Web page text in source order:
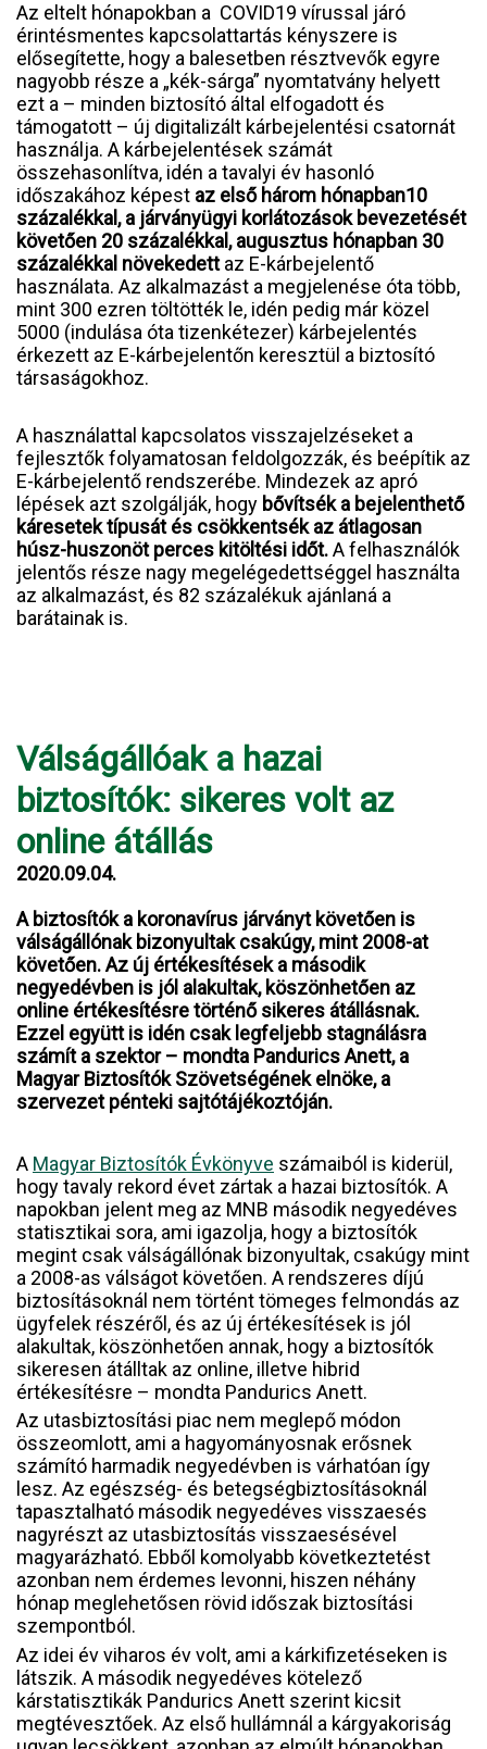
Az eltelt hónapokban a COVID19 vírussal járó
érintésmentes kapcsolattartás kényszere is
elősegítette, hogy a balesetben résztvevők egyre
nagyobb része a „kék-sárga” nyomtatvány helyett
ezt a – minden biztosító által elfogadott és
támogatott – új digitalizált kárbejelentési csatornát
használja. A kárbejelentések számát
összehasonlítva, idén a tavalyi év hasonló
időszakához képest az első három hónapban10
százalékkal, a járványügyi korlátozások bevezetését
követően 20 százalékkal, augusztus hónapban 30
százalékkal növekedettaz E-kárbejelentő
használata. Az alkalmazást a megjelenése óta több,
mint 300 ezren töltötték le, idén pedig már közel
5000 (indulása óta tizenkétezer) kárbejelentés
érkezett az E-kárbejelentőn keresztül a biztosító
társaságokhoz.
A használattal kapcsolatos visszajelzéseket a
fejlesztők folyamatosan feldolgozzák, és beépítik az
E-kárbejelentő rendszerébe. Mindezek az apró
lépések azt szolgálják, hogy bővítsék a bejelenthető
káresetek típusát és csökkentsék az átlagosan
húsz-huszonöt perces kitöltési időt.A felhasználók
jelentős része nagy megelégedettséggel használta
az alkalmazást, és 82 százalékuk ajánlaná a
barátainak is.
Válságállóak a hazai
biztosítók: sikeres volt az
online átállás
2020.09.04.
A biztosítók a koronavírus járványt követően is
válságállónak bizonyultak csakúgy, mint 2008-at
követően. Az új értékesítések a második
negyedévben is jól alakultak, köszönhetően az
online értékesítésre történő sikeres átállásnak.
Ezzel együtt is idén csak legfeljebb stagnálásra
számít a szektor – mondta Pandurics Anett, a
Magyar Biztosítók Szövetségének elnöke, a
szervezet pénteki sajtótájékoztóján.
A Magyar Biztosítók Évkönyve számaiból is kiderül,
hogy tavaly rekord évet zártak a hazai biztosítók. A
napokban jelent meg az MNB második negyedéves
statisztikai sora, ami igazolja, hogy a biztosítók
megint csak válságállónak bizonyultak, csakúgy mint
a 2008-as válságot követően. A rendszeres díjú
biztosításoknál nem történt tömeges felmondás az
ügyfelek részéről, és az új értékesítések is jól
alakultak, köszönhetően annak, hogy a biztosítók
sikeresen átálltak az online, illetve hibrid
értékesítésre – mondta Pandurics Anett.
Az utasbiztosítási piac nem meglepő módon
összeomlott, ami a hagyományosnak erősnek
számító harmadik negyedévben is várhatóan így
lesz. Az egészség- és betegségbiztosításoknál
tapasztalható második negyedéves visszaesés
nagyrészt az utasbiztosítás visszaesésével
magyarázható. Ebből komolyabb következtetést
azonban nem érdemes levonni, hiszen néhány
hónap meglehetősen rövid időszak biztosítási
szempontból.
Az idei év viharos év volt, ami a kárkifizetéseken is
látszik. A második negyedéves kötelező
kárstatisztikák Pandurics Anett szerint kicsit
megtévesztőek. Az első hullámnál a kárgyakoriság